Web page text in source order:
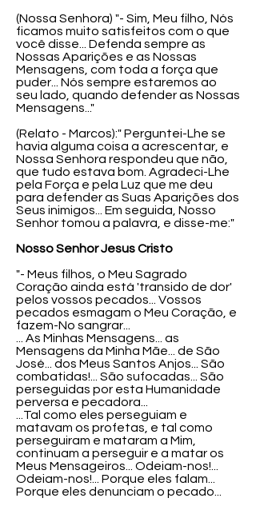
(Nossa Senhora) "- Sim, Meu filho, Nós
ficamos muito satisfeitos com o que
você disse... Defenda sempre as
Nossas Aparições e as Nossas
Mensagens, com toda a força que
puder... Nós sempre estaremos ao
seu lado, quando defender as Nossas
Mensagens..."
(Relato - Marcos):" Perguntei-Lhe se
havia alguma coisa a acrescentar, e
Nossa Senhora respondeu que não,
que tudo estava bom. Agradeci-Lhe
pela Força e pela Luz que me deu
para defender as Suas Aparições dos
Seus inimigos... Em seguida, Nosso
Senhor tomou a palavra, e disse-me:"
Nosso Senhor Jesus Cristo
"- Meus filhos, o Meu Sagrado
Coração ainda está 'transido de dor'
pelos vossos pecados... Vossos
pecados esmagam o Meu Coração, e
fazem-No sangrar...
... As Minhas Mensagens... as
Mensagens da Minha Mãe... de São
José... dos Meus Santos Anjos... São
combatidas!... São sufocadas... São
perseguidas por esta Humanidade
perversa e pecadora...
...Tal como eles perseguiam e
matavam os profetas, e tal como
perseguiram e mataram a Mim,
continuam a perseguir e a matar os
Meus Mensageiros... Odeiam-nos!...
Odeiam-nos!... Porque eles falam...
Porque eles denunciam o pecado...